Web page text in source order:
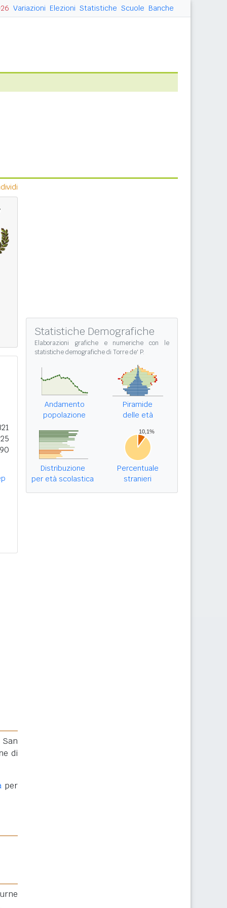
Variazioni Elezioni Statistiche Scuole Banche
di
per
Statistiche Demografiche
Elaborazioni grafiche e numeriche con le
statistiche demografiche di Torre de' P.
Andamento
popolazione
Piramide
delle età
Distribuzione
per età scolastica
Percentuale
stranieri